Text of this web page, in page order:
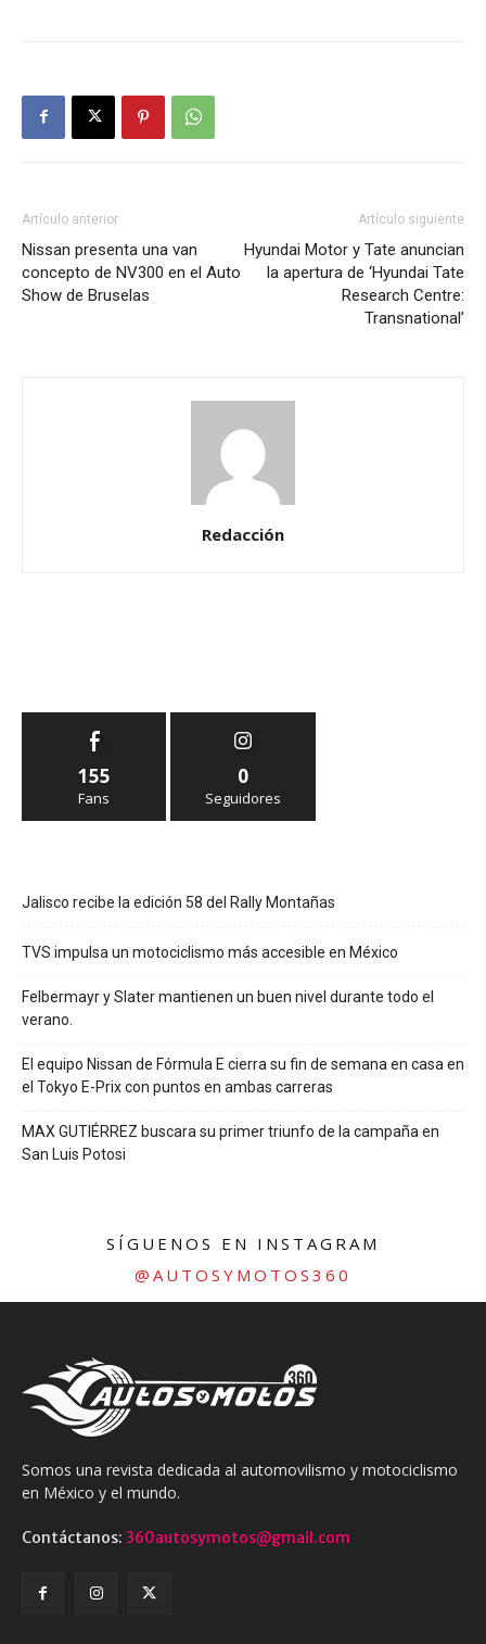
Artículo anterior
Nissan presenta una van
concepto de NV300 en el Auto
Show de Bruselas
Artículo siguiente
Hyundai Motor y Tate anuncian
la apertura de ‘Hyundai Tate
Research Centre:
Transnational’
Redacción
155
Fans
0
Seguidores
Jalisco recibe la edición 58 del Rally Montañas
TVS impulsa un motociclismo más accesible en México
Felbermayr y Slater mantienen un buen nivel durante todo el
verano.
El equipo Nissan de Fórmula E cierra su fin de semana en casa en
el Tokyo E-Prix con puntos en ambas carreras
MAX GUTIÉRREZ buscara su primer triunfo de la campaña en
San Luis Potosi
SÍGUENOS EN INSTAGRAM
@AUTOSYMOTOS360
Somos una revista dedicada al automovilismo y motociclismo
en México y el mundo.
Contáctanos: 360autosymotos@gmail.com